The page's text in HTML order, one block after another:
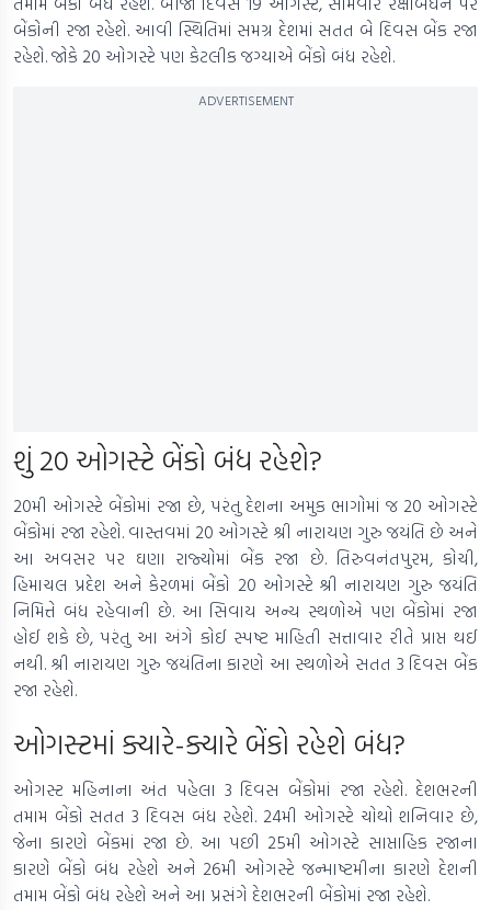
બેંકોની રજા રહેશે. આવી સ્થિતિમાં સમગ્ર દેશમાં સતત બે દિવસ બેંક રજા
રહેશે. જોકે 20 ઓગસ્ટે પણ કેટલીક જગ્યાએ બેંકો બંધ રહેશે.
ADVERTISEMENT
શું 20 ઓગસ્ટે બેંકો બંધ રહેશે?
20મી ઓગસ્ટે બેંકોમાં રજા છે, પરંતુ દેશના અમુક ભાગોમાં જ 20 ઓગસ્ટે
બેંકોમાં રજા રહેશે. વાસ્તવમાં 20 ઓગસ્ટે શ્રી નારાયણ ગુરુ જયંતિ છે અને
આ અવસર પર ઘણા રાજ્યોમાં બેંક રજા છે. તિરુવનંતપુરમ, કોચી,
હિમાચલ પ્રદેશ અને કેરળમાં બેંકો 20 ઓગસ્ટે શ્રી નારાયણ ગુરુ જયંતિ
નિમિત્તે બંધ રહેવાની છે. આ સિવાય અન્ય સ્થળોએ પણ બેંકોમાં રજા
હોઈ શકે છે, પરંતુ આ અંગે કોઈ સ્પષ્ટ માહિતી સત્તાવાર રીતે પ્રાપ્ત થઈ
નથી. શ્રી નારાયણ ગુરુ જયંતિના કારણે આ સ્થળોએ સતત 3 દિવસ બેંક
રજા રહેશે.
ઓગસ્ટમાં ક્યારે-ક્યારે બેંકો રહેશે બંધ?
ઓગસ્ટ મહિનાના અંત પહેલા 3 દિવસ બેંકોમાં રજા રહેશે. દેશભરની
તમામ બેંકો સતત 3 દિવસ બંધ રહેશે. 24મી ઓગસ્ટે ચોથો શનિવાર છે,
જેના કારણે બેંકમાં રજા છે. આ પછી 25મી ઓગસ્ટે સાપ્તાહિક રજાના
કારણે બેંકો બંધ રહેશે અને 26મી ઓગસ્ટે જન્માષ્ટમીના કારણે દેશની
તમામ બેંકો બંધ રહેશે અને આ પ્રસંગે દેશભરની બેંકોમાં રજા રહેશે.